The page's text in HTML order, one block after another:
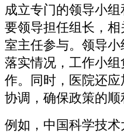
成立专门的领导小
要领导担任组长，
室主任参与。领导
落实情况，工作小
作。同时，医院还
协调，确保政策的顺
例如，中国科学技